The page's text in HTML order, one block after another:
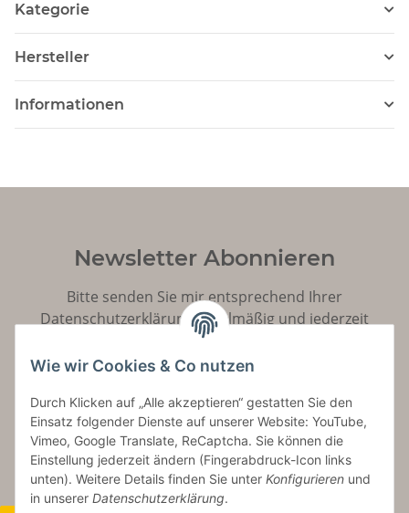
Kategorie
Hersteller
Informationen
Newsletter Abonnieren
Bitte senden Sie mir entsprechend Ihrer
Datenschutzerklärungregelmäßig und jederzeit
widerruflich Informationen zu Ihrem Produktsortiment
per E-Mail zu.
Abonnieren
Wie wir Cookies & Co nutzen
Durch Klicken auf „Alle akzeptieren“ gestatten Sie den
Einsatz folgender Dienste auf unserer Website: YouTube,
Vimeo, Google Translate, ReCaptcha. Sie können die
Einstellung jederzeit ändern (Fingerabdruck-Icon links
unten). Weitere Details finden Sie unter Konfigurieren und
in unserer Datenschutzerklärung.